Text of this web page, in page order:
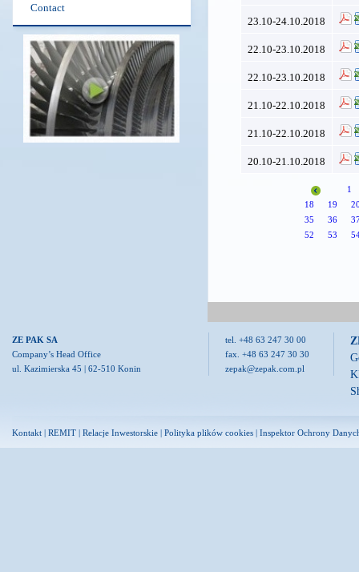
Contact
23.10-24.10.2018
22.10-23.10.2018
22.10-23.10.2018
21.10-22.10.2018
21.10-22.10.2018
20.10-21.10.2018
1
18
19
35
36
52
53
ZE PAK SA
Company’s Head Office
ul. Kazimierska 45 | 62-510 Konin
tel. +48 63 247 30 00
fax. +48 63 247 30 30
zepak@zepak.com.pl
Kontakt | REMIT | Relacje Inwestorskie | Polityka plików cookies | Inspektor Ochrony